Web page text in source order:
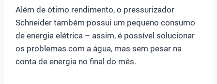
Além de ótimo rendimento, o pressurizador
Schneider também possui um pequeno consumo
de energia elétrica – assim, é possível solucionar
os problemas com a água, mas sem pesar na
conta de energia no final do mês.